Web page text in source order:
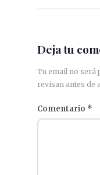
Deja tu
Tu email no será
revisan antes de
Comentario *